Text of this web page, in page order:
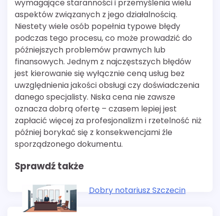
wymagające staranności i przemyślenia wielu
aspektów związanych z jego działalnością.
Niestety wiele osób popełnia typowe błędy
podczas tego procesu, co może prowadzić do
późniejszych problemów prawnych lub
finansowych. Jednym z najczęstszych błędów
jest kierowanie się wyłącznie ceną usług bez
uwzględnienia jakości obsługi czy doświadczenia
danego specjalisty. Niska cena nie zawsze
oznacza dobrą ofertę – czasem lepiej jest
zapłacić więcej za profesjonalizm i rzetelność niż
później borykać się z konsekwencjami źle
sporządzonego dokumentu.
Sprawdź także
Dobry notariusz Szczecin